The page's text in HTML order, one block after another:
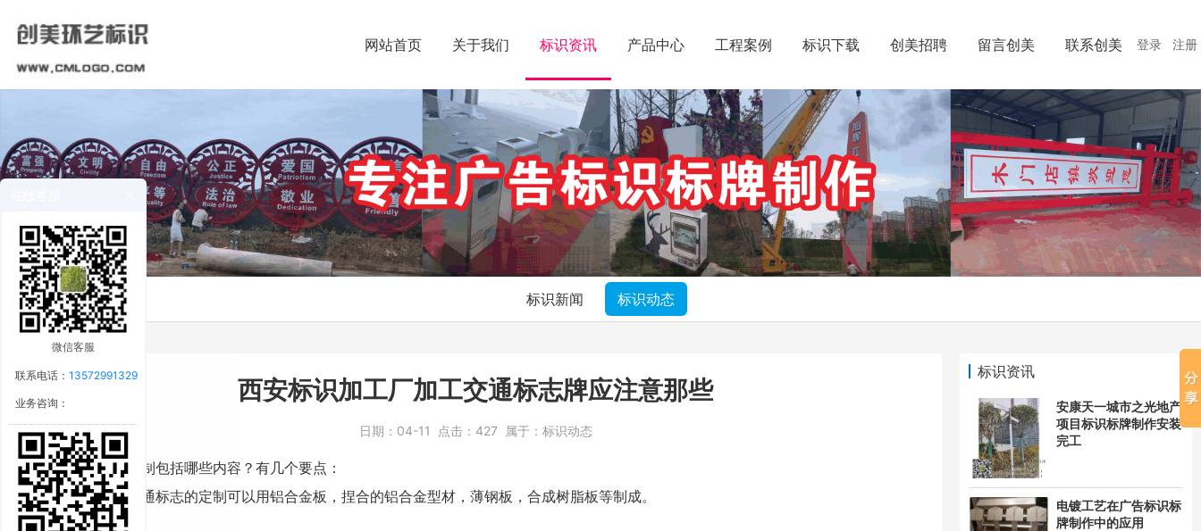
登录 注册
网站首页 关于我们 标识资讯 产品中心 工程案例 标识下载 创美招聘 留言创美 联系创美
标识新闻 标识动态
标识资讯
安康天一城市之光地产
项目标识标牌制作安装
完工
电镀工艺在广告标识标
牌制作中的应用
西安标识加工厂加工交通标志牌应注意那些
日期： 04-11 点击： 427 属于： 标识动态
西安交通标志牌定制包括哪些内容？有几个要点：
在列表的顶部，交通标志的定制可以用铝合金板，捏合的铝合金型材，薄钢板，合成树脂板等制成。
第二种反光材料
微信客服
联系电话：13572991329
业务咨询：